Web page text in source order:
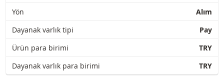
Yön
Alım
Dayanak varlık tipi
Pay
Ürün para birimi
TRY
Dayanak varlık para birimi
TRY